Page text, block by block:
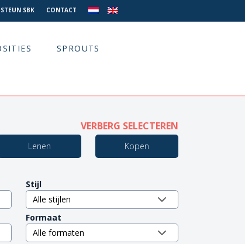
STEUN SBK CONTACT
SPROUTS
VERBERG SELECTEREN
Lenen Kopen
Stijl
Formaat